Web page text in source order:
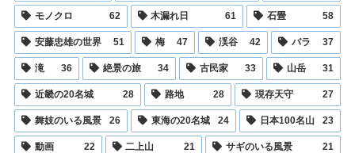
モノクロ 62 木漏れ日 61 石畳 58
安藤忠雄の世界 51 梅 47 渓谷 42 バラ 37
滝 36 絶景の旅 34 古民家 33 山岳 31
近畿の20名城 28 路地 28 現存天守 27
舞妓のいる風景 26 東海の20名城 24 日本100名山 23
動画 22 二上山 21 サギのいる風景 21